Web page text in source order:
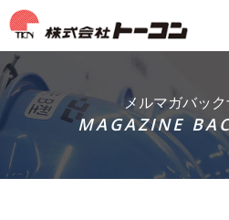
メルマガバッ
MAGAZINE